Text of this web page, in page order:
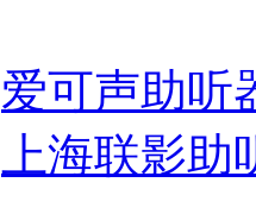
爱可声助听
上海联影